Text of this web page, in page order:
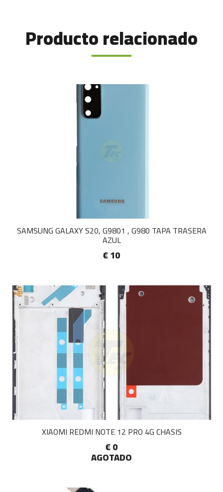
Producto relacionado
SAMSUNG GALAXY S20, G9801 , G980 TAPA TRASERA
AZUL
€ 10
XIAOMI REDMI NOTE 12 PRO 4G CHASIS
€ 0
AGOTADO